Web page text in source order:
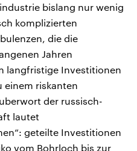
bislang nur wenig
komplizierten
die die
Jahren
langfristige Investitionen
einem riskanten
der russisch-
lautet
geteilte Investitionen
vom Bohrloch bis zur